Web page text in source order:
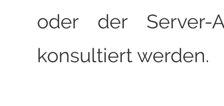
oder der Server-
konsultiert werden.